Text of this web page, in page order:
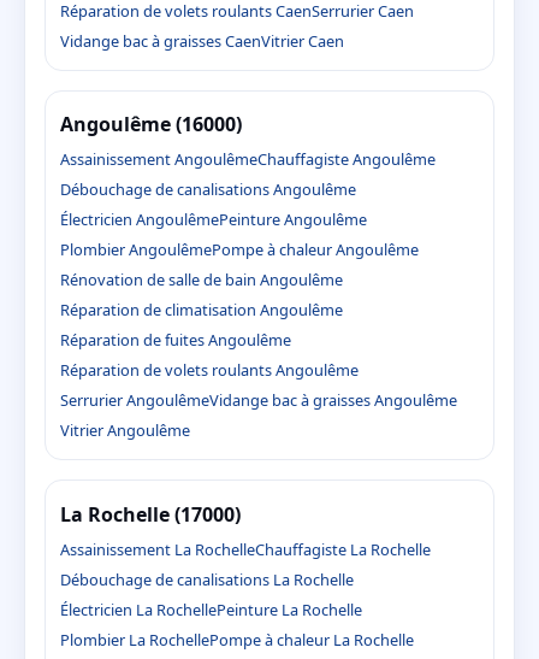
Réparation de volets roulants CaenSerrurier Caen
Vidange bac à graisses CaenVitrier Caen
Angoulême (16000)
Assainissement AngoulêmeChauffagiste Angoulême
Débouchage de canalisations Angoulême
Électricien AngoulêmePeinture Angoulême
Plombier AngoulêmePompe à chaleur Angoulême
Rénovation de salle de bain Angoulême
Réparation de climatisation Angoulême
Réparation de fuites Angoulême
Réparation de volets roulants Angoulême
Serrurier AngoulêmeVidange bac à graisses Angoulême
Vitrier Angoulême
La Rochelle (17000)
Assainissement La RochelleChauffagiste La Rochelle
Débouchage de canalisations La Rochelle
Électricien La RochellePeinture La Rochelle
Plombier La RochellePompe à chaleur La Rochelle